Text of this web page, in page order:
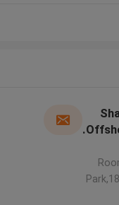
Offshore Equipment Co.,Ltd.